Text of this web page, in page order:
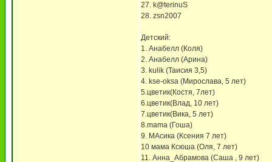
27. k@terinuS
28. zsn2007
Детский:
1. Анабелл (Коля)
2. Анабелл (Арина)
3. kulik (Таисия 3,5)
4. kse-oksa (Мирослава, 5 лет)
5.цветик(Костя, 7лет)
6.цветик(Влад, 10 лет)
7.цветик(Вика, 5 лет)
8.mama (Гоша)
9. МАсика (Ксения 7 лет)
10 мама Ксюша (Оля, 7 лет)
11. Анна_Абрамова (Саша , 9 лет)